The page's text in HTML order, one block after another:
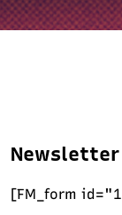
Newsletter
[FM_form